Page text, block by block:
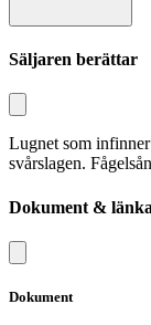
Säljaren berättar
Lugnet som
svårslagen.
Dokument &
Dokument